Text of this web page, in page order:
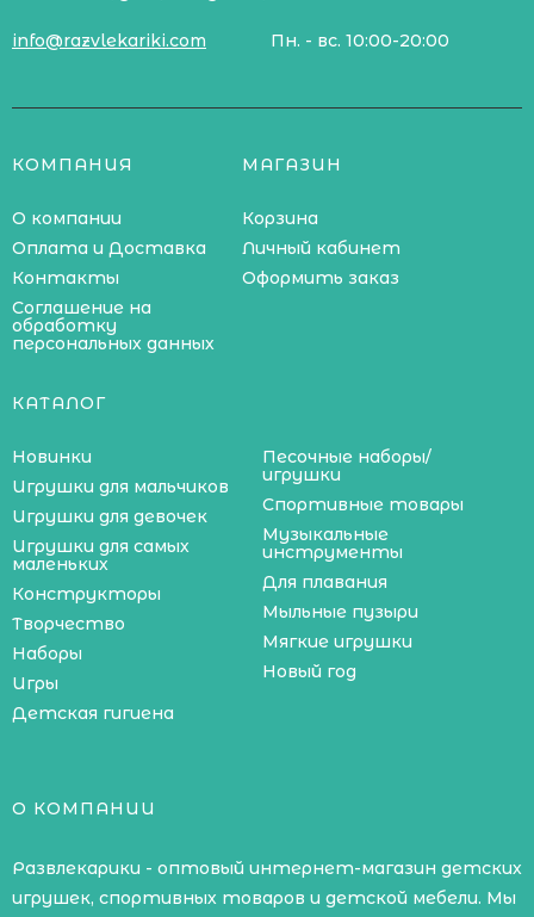
info@razvlekariki.com Пн. - вс. 10:00-20:00
КОМПАНИЯ
О компании
Оплата и Доставка
Контакты
Соглашение на
обработку
персональных данных
МАГАЗИН
Корзина
Личный кабинет
Оформить заказ
КАТАЛОГ
Новинки
Игрушки для мальчиков
Игрушки для девочек
Игрушки для самых
маленьких
Конструкторы
Творчество
Наборы
Игры
Детская гигиена
Песочные наборы/
игрушки
Спортивные товары
Музыкальные
инструменты
Для плавания
Мыльные пузыри
Мягкие игрушки
Новый год
О КОМПАНИИ
Развлекарики - оптовый интернет-магазин детских
игрушек, спортивных товаров и детской мебели. Мы